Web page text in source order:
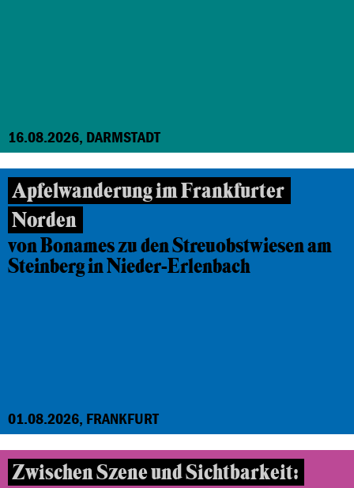
16.08.2026, DARMSTADT
Apfelwanderung im Frankfurter
Norden
von Bonames zu den Streuobstwiesen am
Steinberg in Nieder-Erlenbach
01.08.2026, FRANKFURT
Zwischen Szene und Sichtbarkeit: